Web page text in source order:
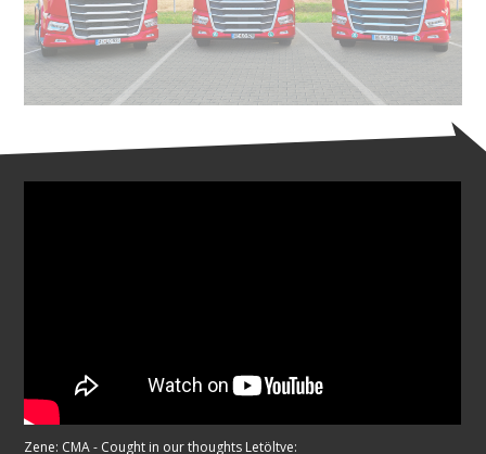
Zene: CMA - Cought in our thoughts Letöltve: